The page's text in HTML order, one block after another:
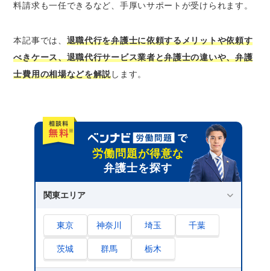
たい場合
退職代行の弁護士選びの3つのポイント
1.労働問題に注力しているかどうか
2.退職代行の経験や実績は豊富か
1.相談料｜1時間あたり5,000円～1万円程度
2.退職代行手数料｜10万円〜20万円程度
3.実費｜数千円～数万円程度
退職代行を弁護士に依頼する場合の流れ
2.法律相談をして退職代行を依頼する
3.弁護士が会社と交渉する
4.裁判手続きに移行する（交渉不成立の場
料請求も一任できるなど、手厚いサポートが受けられます。
本記事では、 退職代行を弁護士に依頼するメリットや依頼す
べきケース、退職代行サービス業者と弁護士の違いや、弁護
士費用の相場などを解説します。
労働問題が得意な
弁護士を探す
関東エリア
東京 神奈川 埼玉 千葉
茨城 群馬 栃木